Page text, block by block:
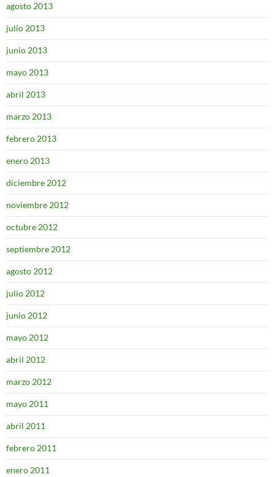
agosto 2013
julio 2013
junio 2013
mayo 2013
abril 2013
marzo 2013
febrero 2013
enero 2013
diciembre 2012
noviembre 2012
octubre 2012
septiembre 2012
agosto 2012
julio 2012
junio 2012
mayo 2012
abril 2012
marzo 2012
mayo 2011
abril 2011
febrero 2011
enero 2011